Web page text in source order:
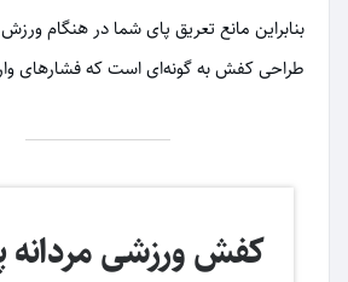
بنابراین مانع تعریق پای شما در هنگام
طراحی کفش به گونه‌ای است که فشارهای
کفش ورزشی مردانه